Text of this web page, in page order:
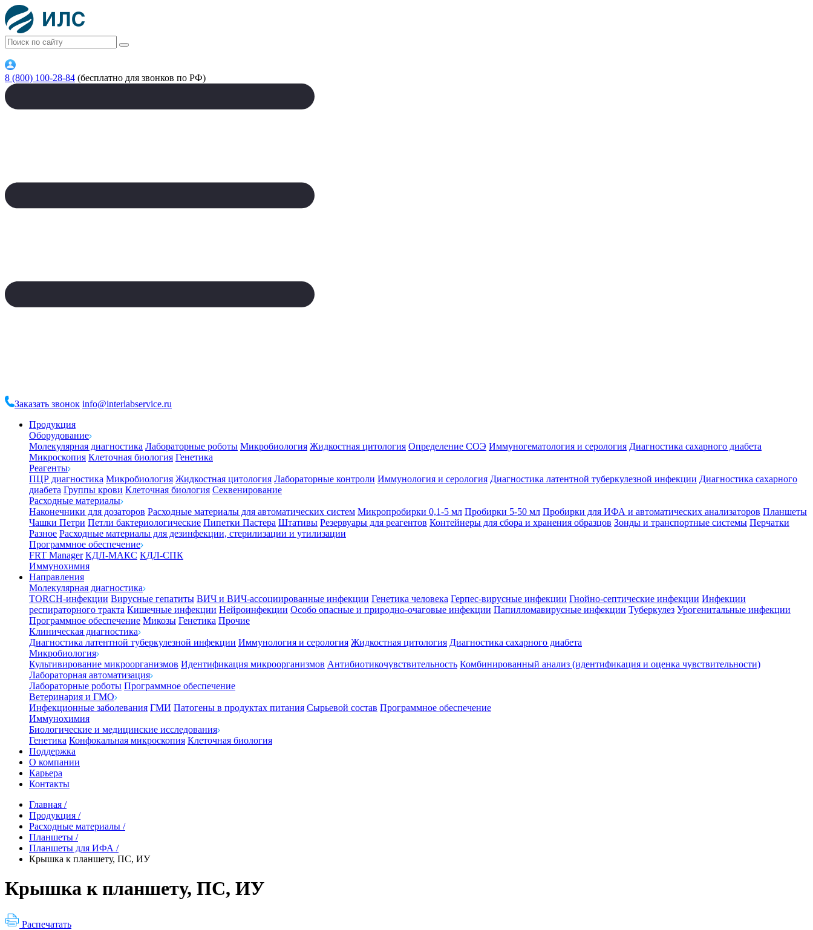
8 (800) 100-28-84 (бесплатно для звонков по РФ)
Заказать звонок info@interlabservice.ru
Продукция
Оборудование
Молекулярная диагностика Лабораторные роботы Микробиология Жидкостная цитология Определение СОЭ Иммуногематология и серология Диагностика сахарного диабета
Микроскопия Клеточная биология Генетика
Реагенты
ПЦР диагностика Микробиология Жидкостная цитология Лабораторные контроли Иммунология и серология Диагностика латентной туберкулезной инфекции Диагностика сахарного
диабета Группы крови Клеточная биология Секвенирование
Расходные материалы
Наконечники для дозаторов Расходные материалы для автоматических систем Микропробирки 0,1-5 мл Пробирки 5-50 мл Пробирки для ИФА и автоматических анализаторов Планшеты
Чашки Петри Петли бактериологические Пипетки Пастера Штативы Резервуары для реагентов Контейнеры для сбора и хранения образцов Зонды и транспортные системы Перчатки
Разное Расходные материалы для дезинфекции, стерилизации и утилизации
Программное обеспечение
FRT Manager КДЛ-МАКС КДЛ-СПК
Иммунохимия
Направления
Молекулярная диагностика
TORCH-инфекции Вирусные гепатиты ВИЧ и ВИЧ-ассоциированные инфекции Генетика человека Герпес-вирусные инфекции Гнойно-септические инфекции Инфекции
респираторного тракта Кишечные инфекции Нейроинфекции Особо опасные и природно-очаговые инфекции Папилломавирусные инфекции Туберкулез Урогенитальные инфекции
Программное обеспечение Микозы Генетика Прочие
Клиническая диагностика
Диагностика латентной туберкулезной инфекции Иммунология и серология Жидкостная цитология Диагностика сахарного диабета
Микробиология
Культивирование микроорганизмов Идентификация микроорганизмов Антибиотикочувствительность Комбинированный анализ (идентификация и оценка чувствительности)
Лабораторная автоматизация
Лабораторные роботы Программное обеспечение
Ветеринария и ГМО
Инфекционные заболевания ГМИ Патогены в продуктах питания Сырьевой состав Программное обеспечение
Иммунохимия
Биологические и медицинские исследования
Генетика Конфокальная микроскопия Клеточная биология
Поддержка
О компании
Карьера
Контакты
Главная /
Продукция /
Расходные материалы /
Планшеты /
Планшеты для ИФА /
Крышка к планшету, ПС, ИУ
Крышка к планшету, ПС, ИУ
Распечатать